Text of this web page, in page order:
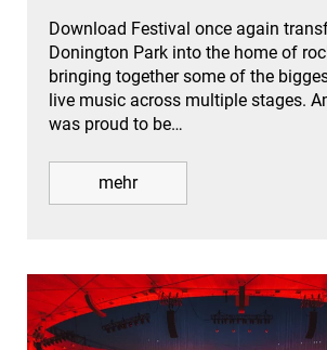
Download Festival once again
Donington Park into the home of
bringing together some of the
live music across multiple stages.
was proud to be…
mehr